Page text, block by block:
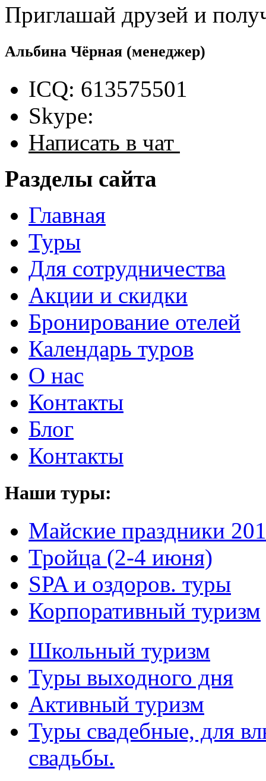
Приглашай друзей и
Альбина Чёрная (менеджер)
ICQ: 613575501
Skype:
Написать в чат
Разделы сайта
Главная
Туры
Для сотрудничества
Акции и скидки
Бронирование отелей
Календарь туров
О нас
Контакты
Блог
Контакты
Наши туры:
Майские праздники
Тройца (2-4 июня)
SPA и оздоров. туры
Корпоративный туризм
Школьный туризм
Туры выходного дня
Активный туризм
Туры свадебные, для
свадьбы.